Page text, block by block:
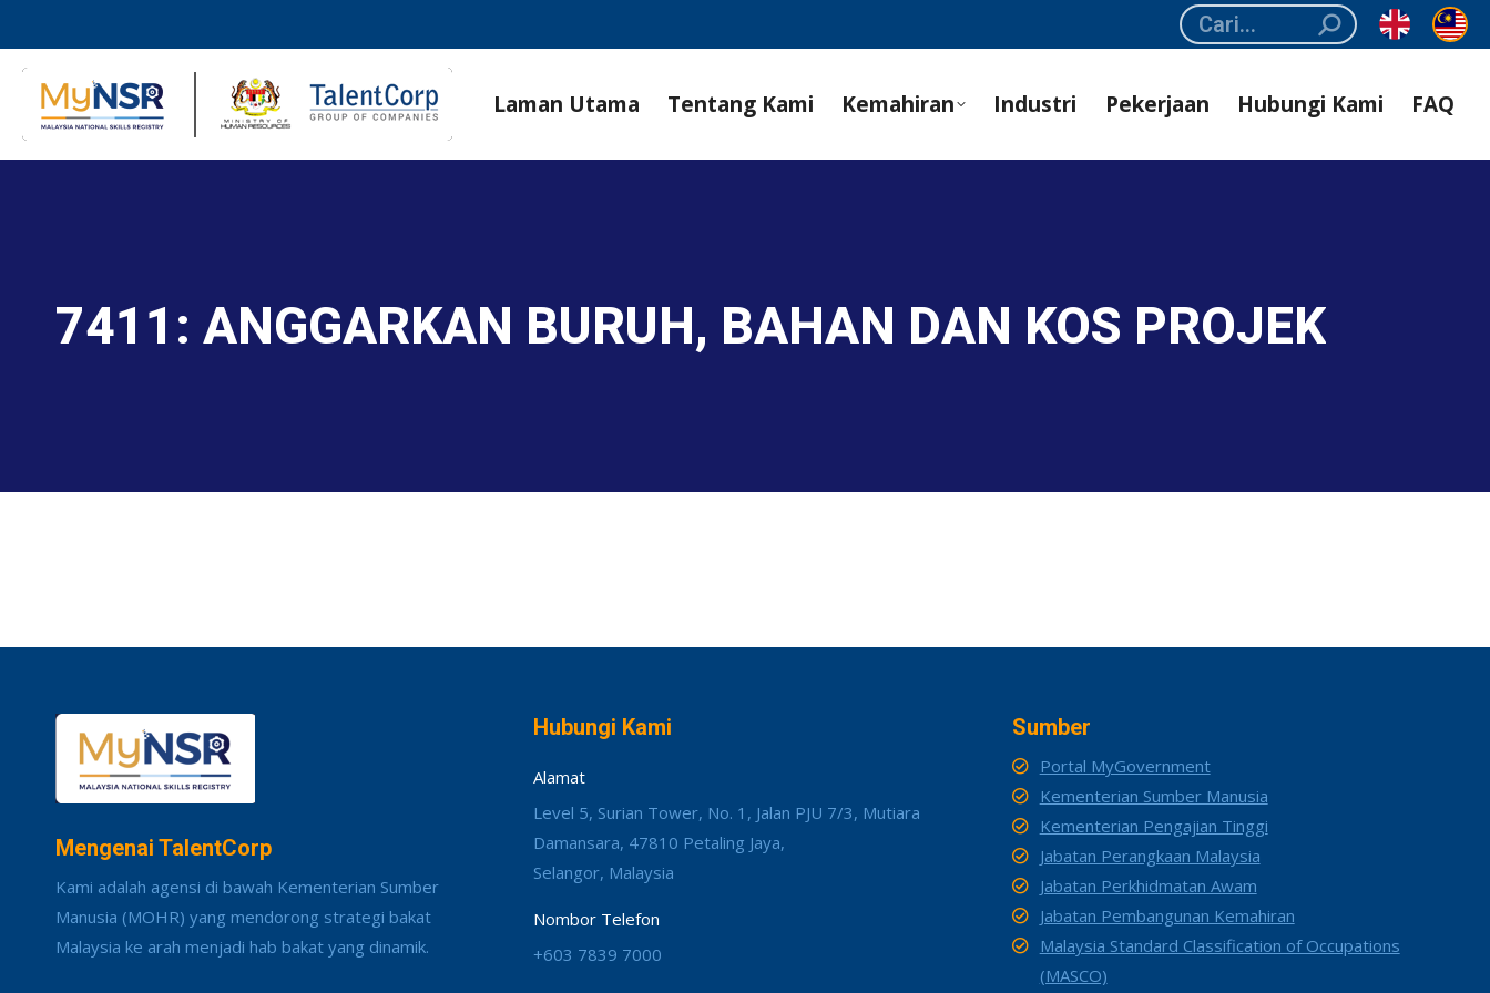
Search:
Laman Utama Tentang Kami Kemahiran Industri Pekerjaan Hubungi Kami FAQ
7411: ANGGARKAN BURUH, BAHAN DAN KOS PROJEK
Mengenai TalentCorp
Kami adalah agensi di bawah Kementerian Sumber
Manusia (MOHR) yang mendorong strategi bakat
Malaysia ke arah menjadi hab bakat yang dinamik.
Hubungi Kami
Alamat
Level 5, Surian Tower, No. 1, Jalan PJU 7/3, Mutiara
Damansara, 47810 Petaling Jaya,
Selangor, Malaysia
Nombor Telefon
+603 7839 7000
Sumber
Portal MyGovernment
Kementerian Sumber Manusia
Kementerian Pengajian Tinggi
Jabatan Perangkaan Malaysia
Jabatan Perkhidmatan Awam
Jabatan Pembangunan Kemahiran
Malaysia Standard Classification of Occupations
(MASCO)